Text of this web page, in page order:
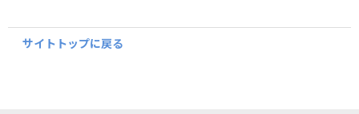
サイトトップに戻る